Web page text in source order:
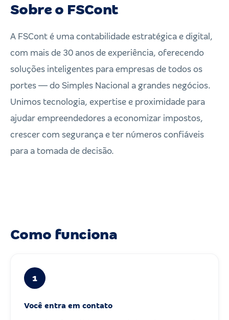
Sobre o FSCont
A FSCont é uma contabilidade estratégica e digital,
com mais de 30 anos de experiência, oferecendo
soluções inteligentes para empresas de todos os
portes — do Simples Nacional a grandes negócios.
Unimos tecnologia, expertise e proximidade para
ajudar empreendedores a economizar impostos,
crescer com segurança e ter números confiáveis
para a tomada de decisão.
Como funciona
1
Você entra em contato